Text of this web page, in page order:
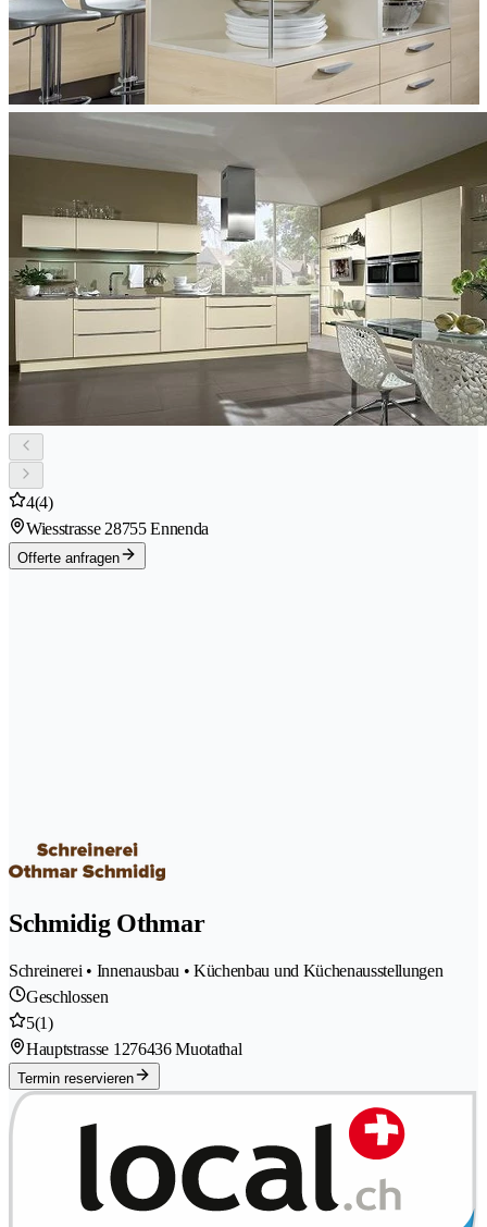
4(4)
Wiesstrasse 28755 Ennenda
Offerte anfragen
Schmidig Othmar
Schreinerei • Innenausbau • Küchenbau und Küchenausstellungen
Geschlossen
5(1)
Hauptstrasse 1276436 Muotathal
Termin reservieren